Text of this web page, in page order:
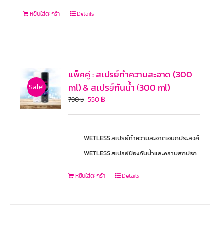
หยิบใส่ตะกร้า Details
Sale!
แพ็คคู่ : สเปรย์ทำความสะอาด (300
ml) & สเปรย์กันน้ำ (300 ml)
790฿ 550฿
WETLESS สเปรย์ทำความสะอาดเอนกประสงค์
WETLESS สเปรย์ป้องกันน้ำและคราบสกปรก
หยิบใส่ตะกร้า Details